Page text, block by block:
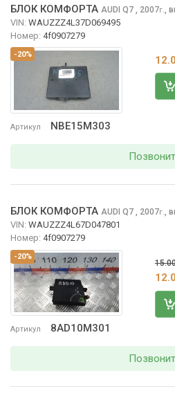
-20%
Артикул NBE15M303
БЛОК КОМФОРТА AUDI Q7 , 2007г.,
VIN: WAUZZZ4L37D069495
Номер: 4f0907279
-20%
Артикул 8AD10M301
БЛОК КОМФОРТА AUDI Q7 , 2007г.,
VIN: WAUZZZ4L67D047801
Номер: 4f0907279